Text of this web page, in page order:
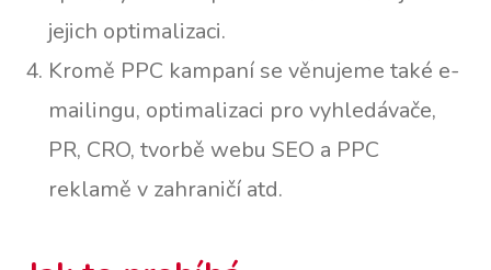
jejich optimalizaci.
Kromě PPC kampaní se věnujeme také e-
mailingu, optimalizaci pro vyhledávače,
PR, CRO, tvorbě webu SEO a PPC
reklamě v zahraničí atd.